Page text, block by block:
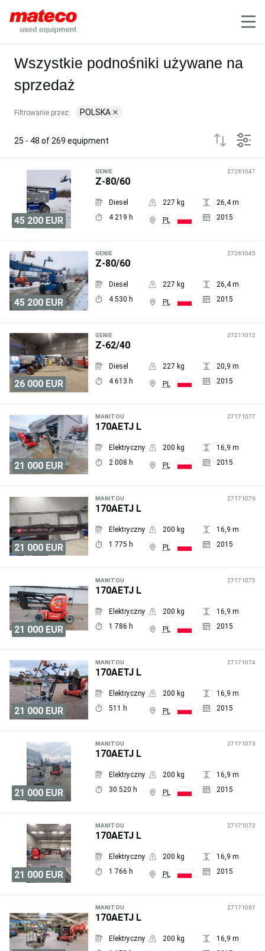
Wszystkie podnośniki używane na
sprzedaż
Filtrowanie przez: POLSKA
25 - 48 of 269 equipment
45 200 EUR
GENIE
Z-80/60
27261047
Diesel 227 kg
26,4 m
4 219 h
PL 2015
45 200 EUR
GENIE
Z-80/60
27261045
Diesel 227 kg
26,4 m
4 530 h
PL 2015
26 000 EUR
GENIE
Z-62/40
27211012
Diesel 227 kg
20,9 m
4 613 h
PL 2015
21 000 EUR
MANITOU
170AETJ L
27171077
Elektryczny 200 kg
16,9 m
2 008 h
PL 2015
21 000 EUR
MANITOU
170AETJ L
27171076
Elektryczny 200 kg
16,9 m
1 775 h
PL 2015
21 000 EUR
MANITOU
170AETJ L
27171075
Elektryczny 200 kg
16,9 m
1 786 h
PL 2015
21 000 EUR
MANITOU
170AETJ L
27171074
Elektryczny 200 kg
16,9 m
511 h
PL 2015
21 000 EUR
MANITOU
170AETJ L
27171073
Elektryczny 200 kg
16,9 m
30 520 h
PL 2015
21 000 EUR
MANITOU
170AETJ L
27171072
Elektryczny 200 kg
16,9 m
1 766 h
PL 2015
MANITOU
170AETJ L
27171061
Elektryczny 200 kg
16,9 m